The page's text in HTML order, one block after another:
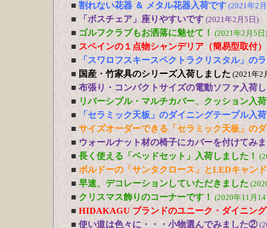
■ 割れない花器 ＆ メタル花器入荷です (2021年2
■ 「ボスチェア」座りやすいです (2021年2月5日)
■ ゴルフクラブもお洒落に魅せて！ (2021年2月5日)
■ スペインの１点物シャンデリア（簡易型取付
■
「スワロフスキースペクトラクリスタル」の
■ 国産・竹家具のシリーズ入荷しました (2021年2
■ 布張り・コンパクトサイズの電動ソファ入荷
■ リバーシブル・マルチカバー、クッション入
■
「セラミック天板」のダイニングテーブル入
■ サイズオーダーできる「セラミック天板」の
■ ウォールナット材の椅子にカバーを付けてみ
■ 長く使える「ベッドセット」入荷しました！
■ ボルドーの「サンタクロース」とLEDキャン
■ 早速、デコレーションしていただきました
■ クリスマス飾りのコーナーです！ (2020年11月
■ HIDAKAGU ブランドのユニーク・ダイニン
■ 使い道は色々に・・・小物選んでみました②